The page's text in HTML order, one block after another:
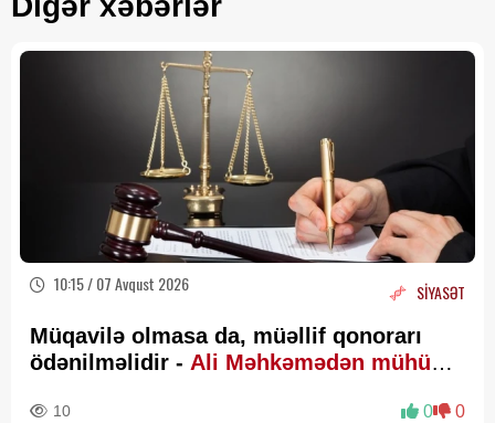
10:15 / 07 Avqust 2026 SİYASƏT
Müqavilə olmasa da, müəllif qonorarı
ödənilməlidir - Ali Məhkəmədən mühüm
10 0 0